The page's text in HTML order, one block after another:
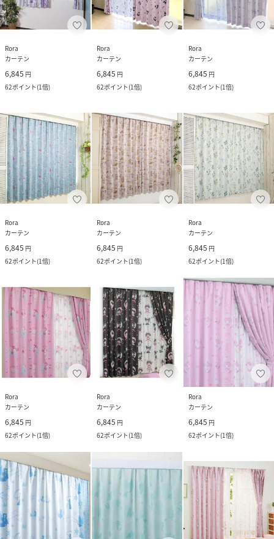
Rora
カーテン
6,845 円
62ポイント(1倍)
Rora
カーテン
6,845 円
62ポイント(1倍)
Rora
カーテン
6,845 円
62ポイント(1倍)
Rora
カーテン
6,845 円
62ポイント(1倍)
Rora
カーテン
6,845 円
62ポイント(1倍)
Rora
カーテン
6,845 円
62ポイント(1倍)
Rora
カーテン
6,845 円
62ポイント(1倍)
Rora
カーテン
6,845 円
62ポイント(1倍)
Rora
カーテン
6,845 円
62ポイント(1倍)